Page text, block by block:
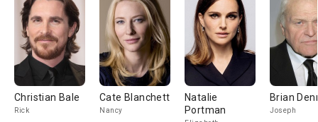
Christian Bale
Rick
Cate Blanchett
Nancy
Natalie
Portman
Brian
Joseph